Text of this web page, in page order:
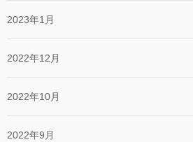
2023年1月
2022年12月
2022年10月
2022年9月